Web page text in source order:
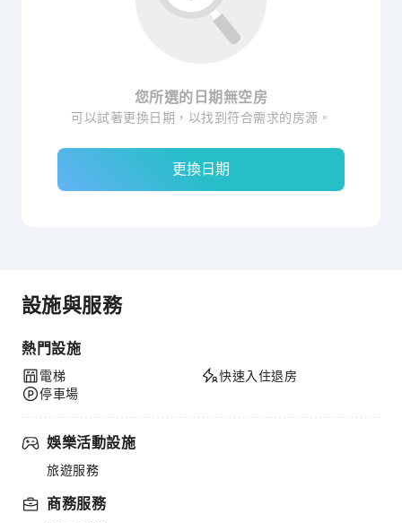
您所選的日期無空房
可以試著更換日期，以找到符合需求的房源。
更換日期
設施與服務
熱門設施
電梯
停車場
快速入住退房
娛樂活動設施
旅遊服務
商務服務